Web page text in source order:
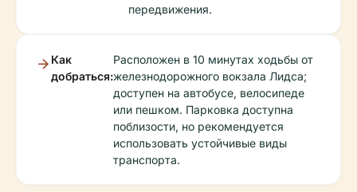
передвижения.
Как
добраться:
Расположен в 10 минутах ходьбы от
железнодорожного вокзала Лидса;
доступен на автобусе, велосипеде
или пешком. Парковка доступна
поблизости, но рекомендуется
использовать устойчивые виды
транспорта.